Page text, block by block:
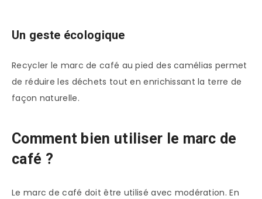
Un geste écologique
Recycler le marc de café au pied des camélias permet
de réduire les déchets tout en enrichissant la terre de
façon naturelle.
Comment bien utiliser le marc de
café ?
Le marc de café doit être utilisé avec modération. En